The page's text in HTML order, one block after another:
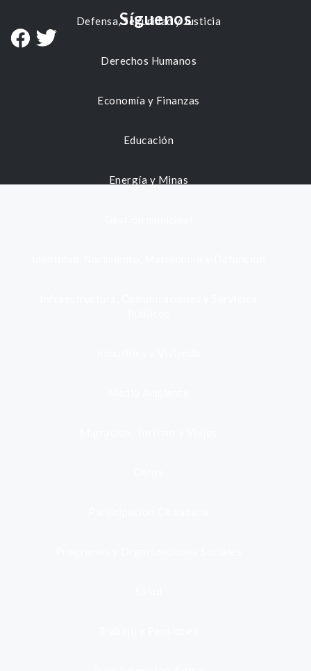
Defensa, Seguridad y Justicia
Derechos Humanos
Economía y Finanzas
Educación
Energía y Minas
Síguenos